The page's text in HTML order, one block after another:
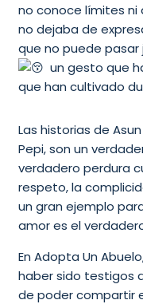
no conoce límites ni
no dejaba de
que no puede pasar
un gesto que
que han cultivado
Las historias de
Pepi, son un
verdadero perdura
respeto, la
un gran ejemplo
amor es el
En Adopta Un
haber sido testigos
de poder compartir